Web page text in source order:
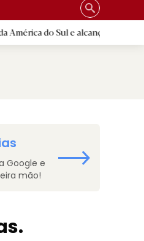
e alcança segunda melhor
Google e
mão!